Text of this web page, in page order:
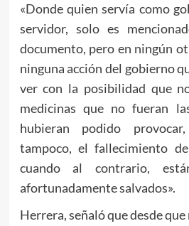
«Donde quien servía como
servidor, solo es
documento, pero en ningún
ninguna acción del gobierno
ver con la posibilidad que
medicinas que no fueran
hubieran podido
tampoco, el fallecimiento
cuando al contrario,
afortunadamente salvados».
Herrera, señaló que desde